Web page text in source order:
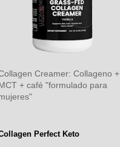
Creamer: Collageno +
+ café "formulado para
Perfect Keto